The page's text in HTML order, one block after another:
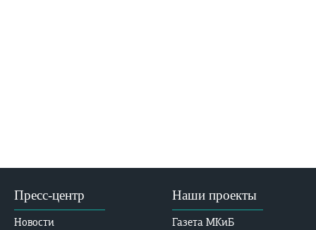
Пресс-центр
Новости
Наши проекты
Газета МКиБ